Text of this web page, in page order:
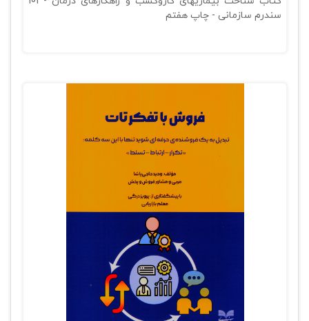
سندرم سازمانی - چاپ هفتم